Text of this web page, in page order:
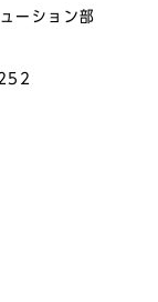
ーション部